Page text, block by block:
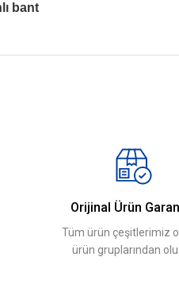
bant
Yorum Yaz
Orijinal Ürün
Tüm ürün çeşitlerimiz
ürün gruplarından